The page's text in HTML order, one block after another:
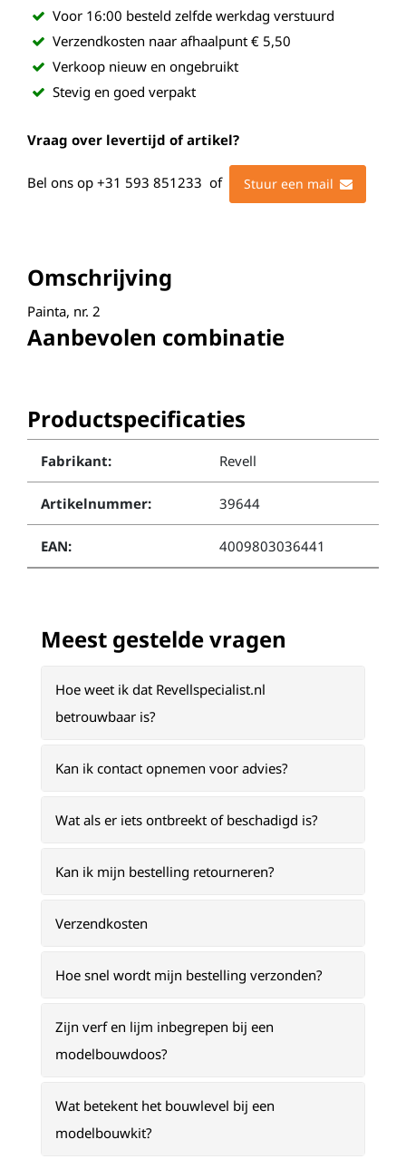
Voor 16:00 besteld zelfde werkdag verstuurd
Verzendkosten naar afhaalpunt € 5,50
Verkoop nieuw en ongebruikt
Stevig en goed verpakt
Vraag over levertijd of artikel?
Bel ons op +31 593 851233 of Stuur een mail
Omschrijving
Painta, nr. 2
Aanbevolen combinatie
Productspecificaties
Fabrikant: Revell
Artikelnummer: 39644
EAN: 4009803036441
Meest gestelde vragen
Hoe weet ik dat Revellspecialist.nl
betrouwbaar is?
Kan ik contact opnemen voor advies?
Wat als er iets ontbreekt of beschadigd is?
Kan ik mijn bestelling retourneren?
Verzendkosten
Hoe snel wordt mijn bestelling verzonden?
Zijn verf en lijm inbegrepen bij een
modelbouwdoos?
Wat betekent het bouwlevel bij een
modelbouwkit?